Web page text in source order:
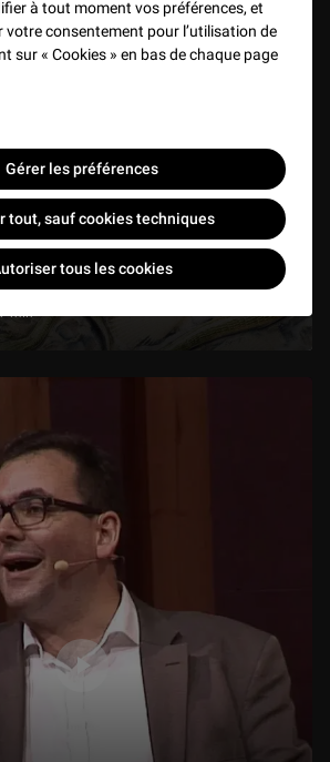
à tout moment vos préférences, et
consentement pour l’utilisation de
sur « Cookies » en bas de chaque page
Gérer les préférences
tout, sauf cookies techniques
tous les cookies
façonne l’art. Les rustiques
Palissy
min